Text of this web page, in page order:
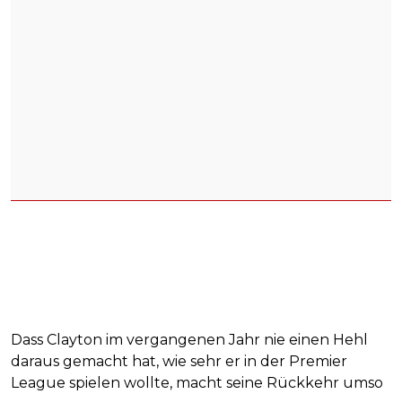
Dass Clayton im vergangenen Jahr nie einen Hehl
daraus gemacht hat, wie sehr er in der Premier
League spielen wollte, macht seine Rückkehr umso